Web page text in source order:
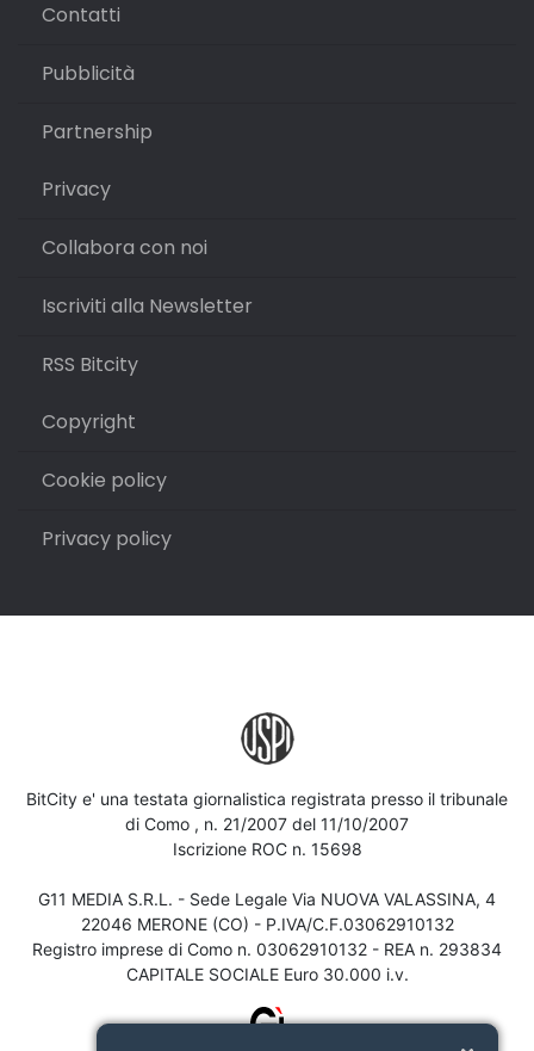
Contatti
Pubblicità
Partnership
Privacy
Collabora con noi
Iscriviti alla Newsletter
RSS Bitcity
Copyright
Cookie policy
Privacy policy
BitCity e' una testata giornalistica registrata presso il tribunale
di Como , n. 21/2007 del 11/10/2007
Iscrizione ROC n. 15698
G11 MEDIA S.R.L. - Sede Legale Via NUOVA VALASSINA, 4
22046 MERONE (CO) - P.IVA/C.F.03062910132
Registro imprese di Como n. 03062910132 - REA n. 293834
CAPITALE SOCIALE Euro 30.000 i.v.